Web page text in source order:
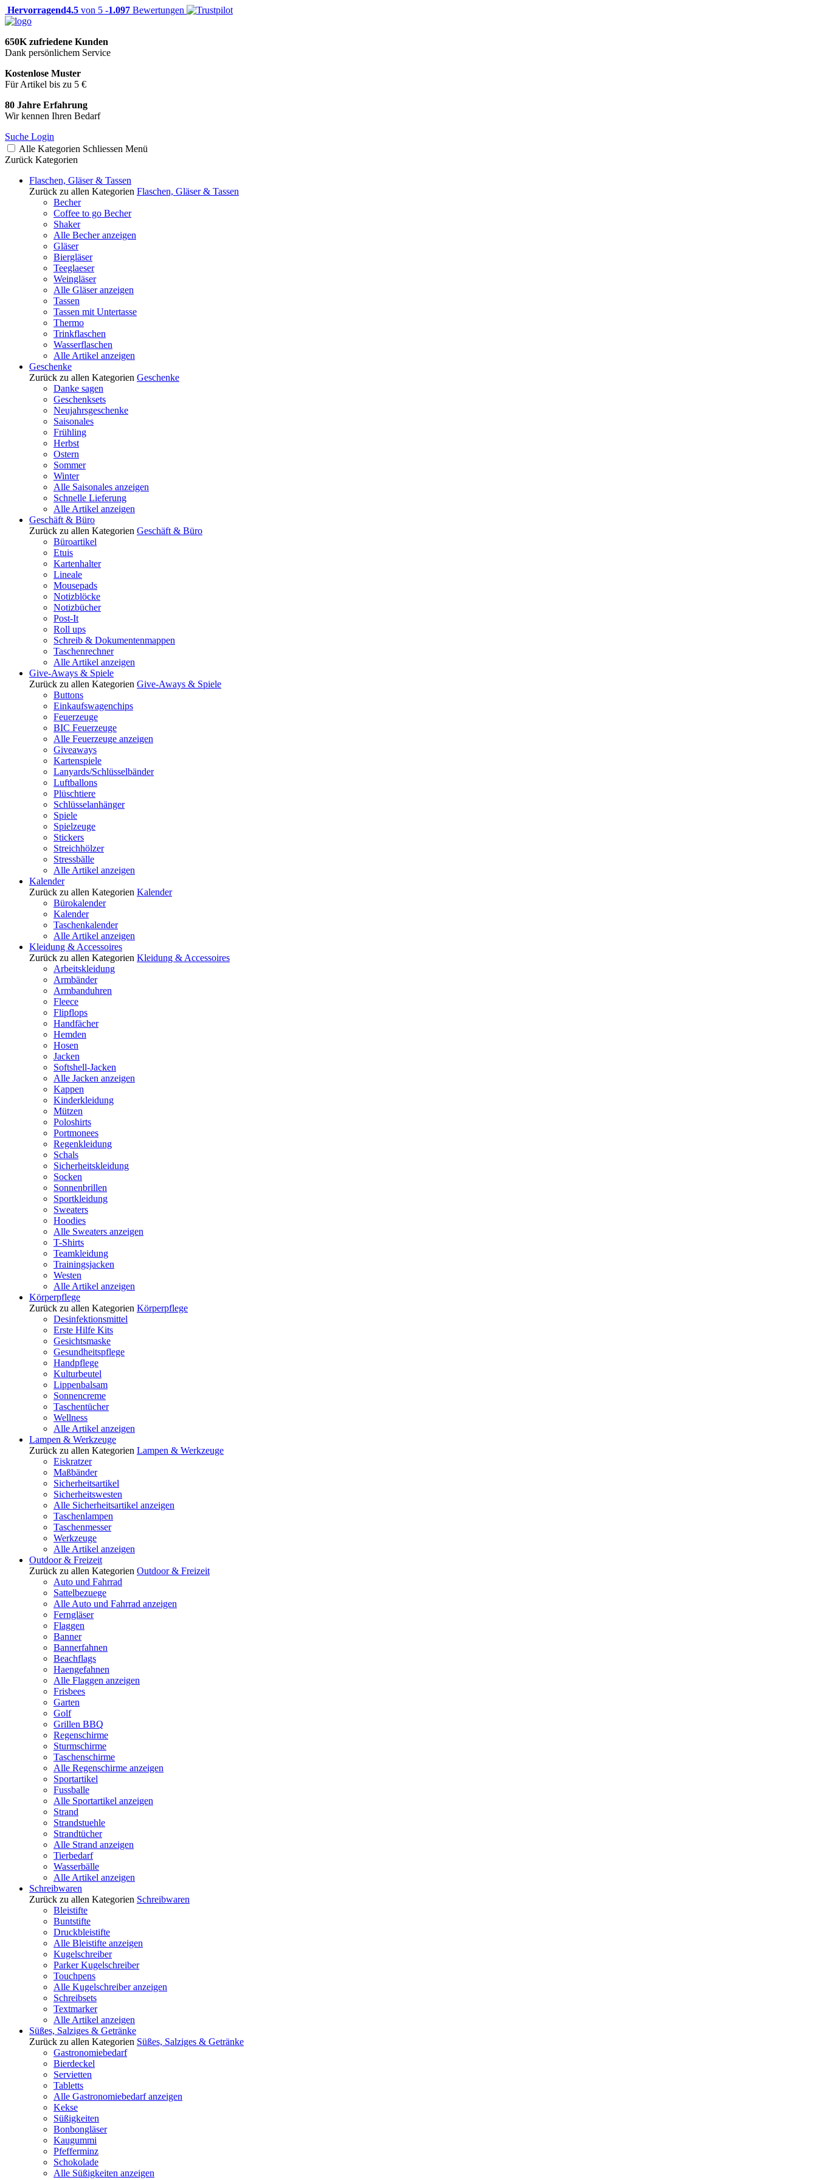
Hervorragend4.5 von 5 -1.097 Bewertungen
650K zufriedene Kunden
Dank persönlichem Service
Kostenlose Muster
Für Artikel bis zu 5 €
80 Jahre Erfahrung
Wir kennen Ihren Bedarf
Suche Login
Alle Kategorien Schliessen Menü
Zurück Kategorien
Flaschen, Gläser & Tassen
Zurück zu allen Kategorien Flaschen, Gläser & Tassen
Becher
Coffee to go Becher
Shaker
Alle Becher anzeigen
Gläser
Biergläser
Teeglaeser
Weingläser
Alle Gläser anzeigen
Tassen
Tassen mit Untertasse
Thermo
Trinkflaschen
Wasserflaschen
Alle Artikel anzeigen
Geschenke
Zurück zu allen Kategorien Geschenke
Danke sagen
Geschenksets
Neujahrsgeschenke
Saisonales
Frühling
Herbst
Ostern
Sommer
Winter
Alle Saisonales anzeigen
Schnelle Lieferung
Alle Artikel anzeigen
Geschäft & Büro
Zurück zu allen Kategorien Geschäft & Büro
Büroartikel
Etuis
Kartenhalter
Lineale
Mousepads
Notizblöcke
Notizbücher
Post-It
Roll ups
Schreib & Dokumentenmappen
Taschenrechner
Alle Artikel anzeigen
Give-Aways & Spiele
Zurück zu allen Kategorien Give-Aways & Spiele
Buttons
Einkaufswagenchips
Feuerzeuge
BIC Feuerzeuge
Alle Feuerzeuge anzeigen
Giveaways
Kartenspiele
Lanyards/Schlüsselbänder
Luftballons
Plüschtiere
Schlüsselanhänger
Spiele
Spielzeuge
Stickers
Streichhölzer
Stressbälle
Alle Artikel anzeigen
Kalender
Zurück zu allen Kategorien Kalender
Bürokalender
Kalender
Taschenkalender
Alle Artikel anzeigen
Kleidung & Accessoires
Zurück zu allen Kategorien Kleidung & Accessoires
Arbeitskleidung
Armbänder
Armbanduhren
Fleece
Flipflops
Handfächer
Hemden
Hosen
Jacken
Softshell-Jacken
Alle Jacken anzeigen
Kappen
Kinderkleidung
Mützen
Poloshirts
Portmonees
Regenkleidung
Schals
Sicherheitskleidung
Socken
Sonnenbrillen
Sportkleidung
Sweaters
Hoodies
Alle Sweaters anzeigen
T-Shirts
Teamkleidung
Trainingsjacken
Westen
Alle Artikel anzeigen
Körperpflege
Zurück zu allen Kategorien Körperpflege
Desinfektionsmittel
Erste Hilfe Kits
Gesichtsmaske
Gesundheitspflege
Handpflege
Kulturbeutel
Lippenbalsam
Sonnencreme
Taschentücher
Wellness
Alle Artikel anzeigen
Lampen & Werkzeuge
Zurück zu allen Kategorien Lampen & Werkzeuge
Eiskratzer
Maßbänder
Sicherheitsartikel
Sicherheitswesten
Alle Sicherheitsartikel anzeigen
Taschenlampen
Taschenmesser
Werkzeuge
Alle Artikel anzeigen
Outdoor & Freizeit
Zurück zu allen Kategorien Outdoor & Freizeit
Auto und Fahrrad
Sattelbezuege
Alle Auto und Fahrrad anzeigen
Ferngläser
Flaggen
Banner
Bannerfahnen
Beachflags
Haengefahnen
Alle Flaggen anzeigen
Frisbees
Garten
Golf
Grillen BBQ
Regenschirme
Sturmschirme
Taschenschirme
Alle Regenschirme anzeigen
Sportartikel
Fussballe
Alle Sportartikel anzeigen
Strand
Strandstuehle
Strandtücher
Alle Strand anzeigen
Tierbedarf
Wasserbälle
Alle Artikel anzeigen
Schreibwaren
Zurück zu allen Kategorien Schreibwaren
Bleistifte
Buntstifte
Druckbleistifte
Alle Bleistifte anzeigen
Kugelschreiber
Parker Kugelschreiber
Touchpens
Alle Kugelschreiber anzeigen
Schreibsets
Textmarker
Alle Artikel anzeigen
Süßes, Salziges & Getränke
Zurück zu allen Kategorien Süßes, Salziges & Getränke
Gastronomiebedarf
Bierdeckel
Servietten
Tabletts
Alle Gastronomiebedarf anzeigen
Kekse
Süßigkeiten
Bonbongläser
Kaugummi
Pfefferminz
Schokolade
Alle Süßigkeiten anzeigen